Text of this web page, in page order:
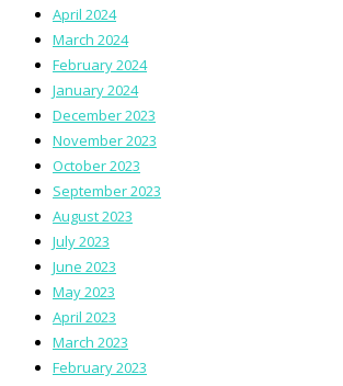
April 2024
March 2024
February 2024
January 2024
December 2023
November 2023
October 2023
September 2023
August 2023
July 2023
June 2023
May 2023
April 2023
March 2023
February 2023